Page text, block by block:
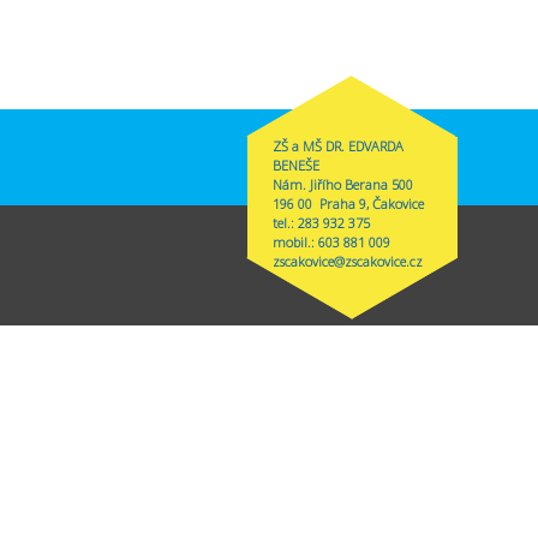
ZŠ a MŠ DR. EDVARDA
BENEŠE
Nám. Jiřího Berana 500
196 00 Praha 9, Čakovice
tel.: 283 932 375
mobil.: 603 881 009
zscakovice@zscakovice.cz